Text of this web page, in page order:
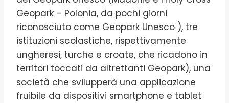
Geopark – Polonia, da pochi giorni
riconosciuto come Geopark Unesco ), tre
istituzioni scolastiche, rispettivamente
ungheresi, turche e croate, che ricadono in
territori toccati da altrettanti Geopark), una
società che svilupperà una applicazione
fruibile da dispositivi smartphone e tablet